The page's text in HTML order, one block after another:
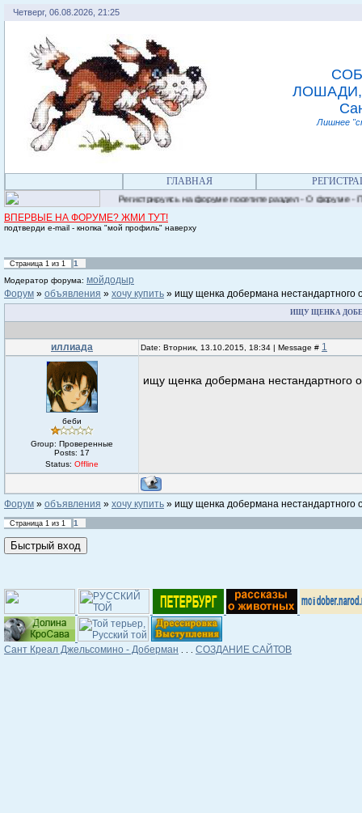
Четверг, 06.08.2026, 21:25
Лишнее
ГЛАВНАЯ
Регистрируясь на форуме посетите раздел - О форуме -
ВПЕРВЫЕ НА ФОРУМЕ? ЖМИ ТУТ!
подтверди e-mail - кнопка "мой профиль" наверху
Страница 1 из 1
1
Модератор форума: мойдодыр
Форум » объявления » хочу купить » ищу щенка добермана нестандартного
ИЩУ ЩЕНКА
иллиада Date: Вторник, 13.10.2015, 18:34 | Message # 1
беби
Group: Проверенные
Posts: 17
Status: Offline
ищу щенка добермана нестандартного
Форум » объявления » хочу купить » ищу щенка добермана нестандартного
Страница 1 из 1 1
Сант Креал Джельсомино - Доберман СОЗДАНИЕ САЙТОВ